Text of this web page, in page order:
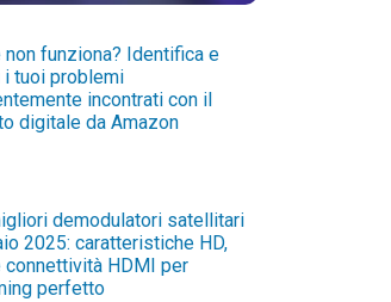
non funziona? Identifica e
tuoi problemi
incontrati con il
digitale da Amazon
demodulatori satellitari
2025: caratteristiche HD,
connettività HDMI per
perfetto